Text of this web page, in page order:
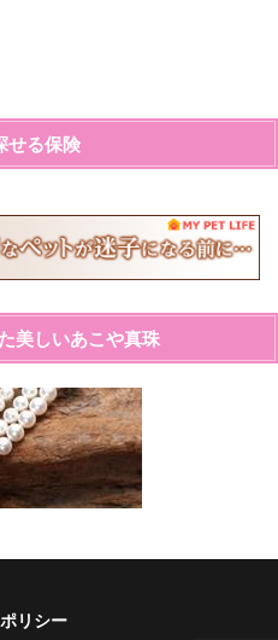
せる保険
美しいあこや真珠
リシー